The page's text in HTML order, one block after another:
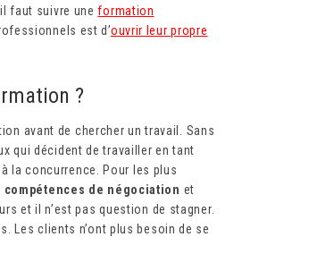
faut suivre uneformation
est d’ouvrir leur propre
?
avant de chercher un travail. Sans
qui décident de travailler en tant
la concurrence. Pour les plus
compétences de négociation et
et il n’est pas question de stagner.
Les clients n’ont plus besoin de se